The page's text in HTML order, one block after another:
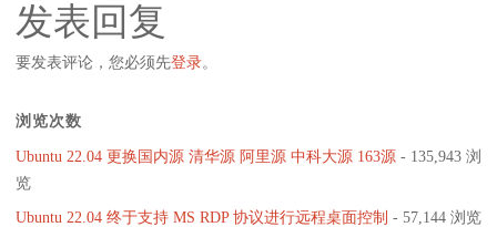
发表回复
要发表评论，您必须先登录。
浏览次数
Ubuntu 22.04 更换国内源 清华源 阿里源 中科大源 163源- 135,943 浏
览
Ubuntu 22.04 终于支持 MS RDP 协议进行远程桌面控制 - 57,144 浏览